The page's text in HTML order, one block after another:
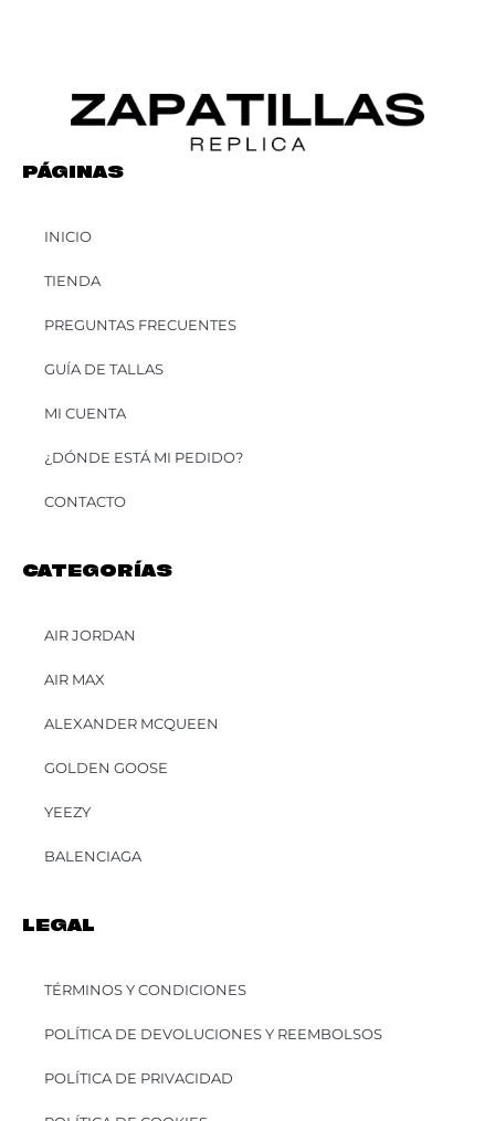
PÁGINAS
INICIO
TIENDA
PREGUNTAS FRECUENTES
GUÍA DE TALLAS
MI CUENTA
¿DÓNDE ESTÁ MI PEDIDO?
CONTACTO
CATEGORÍAS
AIR JORDAN
AIR MAX
ALEXANDER MCQUEEN
GOLDEN GOOSE
YEEZY
BALENCIAGA
LEGAL
TÉRMINOS Y CONDICIONES
POLÍTICA DE DEVOLUCIONES Y REEMBOLSOS
POLÍTICA DE PRIVACIDAD